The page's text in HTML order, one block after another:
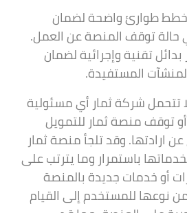
خطط طوارئ واضحة لضمان
حالة توقف المنصة عن العمل.
تقنية وإجرائية لضمان
المستفيدة.
تتحمل شركة ثمار أي مسئولية
توقف منصة ثمار للتمويل
ارادتها. وقد تلجأ منصة ثمار
باستمرار وما يترتب على
أو خدمات جديدة بالمنصة
نوعها للمستخدم إلى القيام